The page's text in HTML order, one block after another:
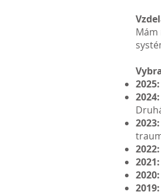
Mám
2025:
2024:
2023:
2022:
2021:
2020:
2019: